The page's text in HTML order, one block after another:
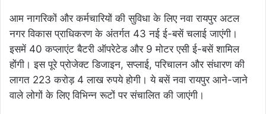
आम नागरिकों और कर्मचारियों की सुविधा के लिए नवा रायपुर अटल
नगर विकास प्राधिकरण के अंतर्गत 43 नई ई-बसें चलाई जाएंगी।
इसमें 40 कप्लाएंट बैटरी ऑपरेटेड और 9 मोटर एसी ई-बसें शामिल
होंगी। इस पूरे प्रोजेक्ट डिजाइन, सप्लाई, परिचालन और संधारण की
लागत 223 करोड़ 4 लाख रुपये होगी। ये बसें नवा रायपुर आने-जाने
वाले लोगों के लिए विभिन्न रूटों पर संचालित की जाएंगी।